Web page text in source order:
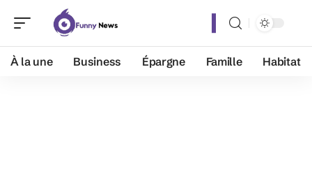
À la une Business Épargne Famille Habitat